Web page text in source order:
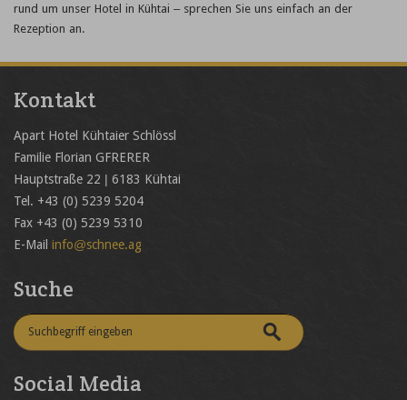
rund um unser Hotel in Kühtai – sprechen Sie uns einfach an der
Rezeption an.
Kontakt
Apart Hotel Kühtaier Schlössl
Familie Florian GFRERER
Hauptstraße 22 | 6183 Kühtai
Tel. +43 (0) 5239 5204
Fax +43 (0) 5239 5310
E-Mail info@schnee.ag
Suche
Social Media